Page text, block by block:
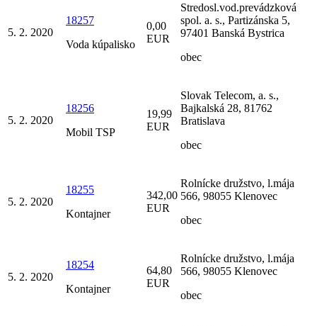
5. 2. 2020
18257
Voda kúpalisko
0,00
EUR
Stredosl.vod.prevádzková
spol. a. s., Partizánska 5,
97401 Banská Bystrica
obec
5. 2. 2020
18256
Mobil TSP
19,99
EUR
Slovak Telecom, a. s.,
Bajkalská 28, 81762
Bratislava
obec
5. 2. 2020
18255
Kontajner
342,00
EUR
Rolnícke družstvo, l.mája
566, 98055 Klenovec
obec
5. 2. 2020
18254
Kontajner
64,80
EUR
Rolnícke družstvo, l.mája
566, 98055 Klenovec
obec